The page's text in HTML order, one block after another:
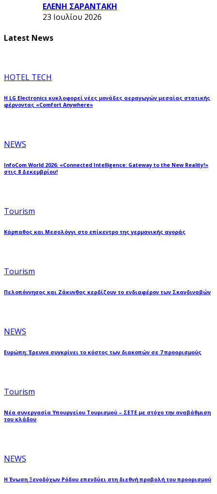
ΕΛΕΝΗ ΣΑΡΑΝΤΑΚΗ
23 Ιουλίου 2026
Latest News
HOTEL TECH
Η LG Electronics κυκλοφορεί νέες μονάδες αεραγωγών μεσαίας στατικής
φέρνοντας «Comfort Anywhere»
NEWS
InfoCom World 2026: «Connected Intelligence: Gateway to the New Reality!»
στις 8 Δεκεμβρίου!
Tourism
Κάρπαθος και Μεσολόγγι στο επίκεντρο της γερμανικής αγοράς
Tourism
Πελοπόννησος και Ζάκυνθος κερδίζουν το ενδιαφέρον των Σκανδιναβών
NEWS
Ευρώπη: Έρευνα συγκρίνει το κόστος των διακοπών σε 7 προορισμούς
Tourism
Νέα συνεργασία Υπουργείου Τουρισμού – ΣΕΤΕ με στόχο την αναβάθμιση
του κλάδου
NEWS
Η Ένωση Ξενοδόχων Ρόδου επενδύει στη διεθνή προβολή του προορισμού